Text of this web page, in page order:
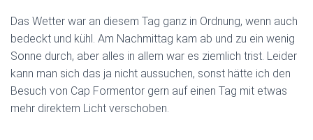
Das Wetter war an diesem Tag ganz in Ordnung, wenn auch
bedeckt und kühl. Am Nachmittag kam ab und zu ein wenig
Sonne durch, aber alles in allem war es ziemlich trist. Leider
kann man sich das ja nicht aussuchen, sonst hätte ich den
Besuch von Cap Formentor gern auf einen Tag mit etwas
mehr direktem Licht verschoben.